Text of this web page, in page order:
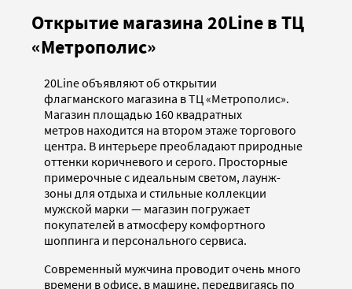
Открытие магазина 20Line в ТЦ
«Метрополис»
20Line объявляют об открытии
флагманского магазина в ТЦ «Метрополис».
Магазин площадью 160 квадратных
метров находится на втором этаже торгового
центра. В интерьере преобладают природные
оттенки коричневого и серого. Просторные
примерочные с идеальным светом, лаунж-
зоны для отдыха и стильные коллекции
мужской марки — магазин погружает
покупателей в атмосферу комфортного
шоппинга и персонального сервиса.
Современный мужчина проводит очень много
времени в офисе, в машине, передвигаясь по